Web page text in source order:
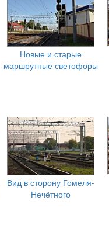
Новые и старые
маршрутные светофоры
Вид в сторону Гомеля-
Нечётного